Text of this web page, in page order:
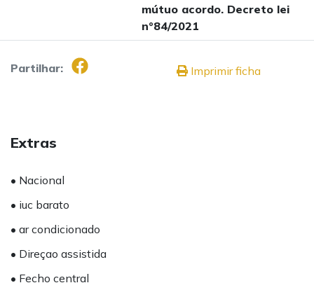
mútuo acordo. Decreto lei
nº84/2021
Partilhar: Imprimir ficha
Extras
• Nacional
• iuc barato
• ar condicionado
• Direçao assistida
• Fecho central